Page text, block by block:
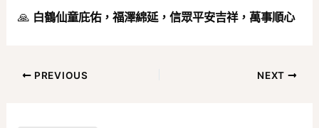
🙏 白鶴仙童庇佑，福澤綿延，信眾平安吉祥，萬事順心
PREVIOUS NEXT